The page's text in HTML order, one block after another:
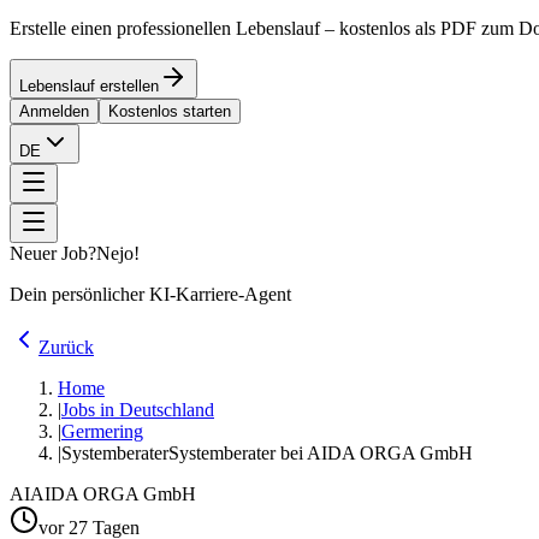
Erstelle einen professionellen Lebenslauf – kostenlos als PDF zum
Lebenslauf erstellen
Anmelden
Kostenlos starten
DE
Neuer Job?Nejo!
Dein persönlicher KI-Karriere-Agent
Zurück
Home
|Jobs in Deutschland
|Germering
|SystemberaterSystemberater bei AIDA ORGA GmbH
AIAIDA ORGA GmbH
vor 27 Tagen